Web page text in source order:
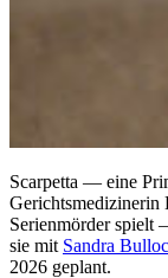
Scarpetta — eine
Gerichtsmedizinerin
Serienmörder spielt
sie mit Sandra
2026 geplant.